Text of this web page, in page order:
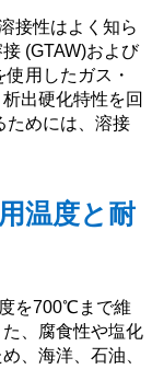
接性はよく知ら
(GTAW)および
用したガス・
出硬化特性を回
ためには、溶接
温度と耐
を700℃まで維
、腐食性や塩化
、海洋、石油、